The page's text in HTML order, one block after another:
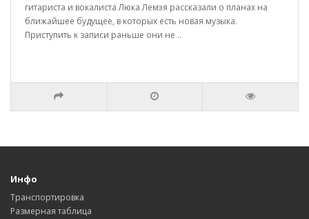
гитариста и вокалиста Люка Лемэя рассказали о планах на
ближайшее будущее, в которых есть новая музыка.
Приступить к записи раньше они не ..
Инфо
Транспортировка
Размерная таблица